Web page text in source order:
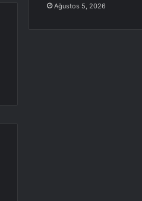
Ağustos 5, 2026